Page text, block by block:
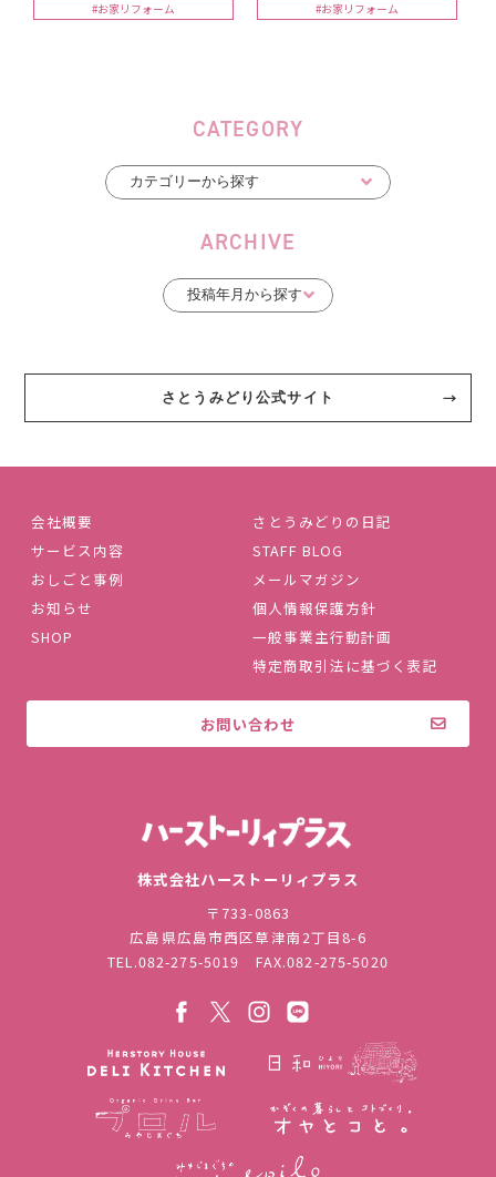
#お家リフォーム #お家リフォーム
CATEGORY
ARCHIVE
さとうみどり公式サイト
会社概要
サービス内容
おしごと事例
お知らせ
SHOP
さとうみどりの日記
STAFF BLOG
メールマガジン
個人情報保護方針
一般事業主行動計画
特定商取引法に基づく表記
お問い合わせ
株式会社ハーストーリィプラス
〒733-0863
広島県広島市西区草津南2丁目8-6
TEL.082-275-5019 FAX.082-275-5020